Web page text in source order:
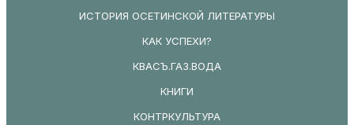
ИСТОРИЯ ОСЕТИНСКОЙ ЛИТЕРАТУРЫ
КАК УСПЕХИ?
КВАСЪ.ГАЗ.ВОДА
КНИГИ
КОНТРКУЛЬТУРА